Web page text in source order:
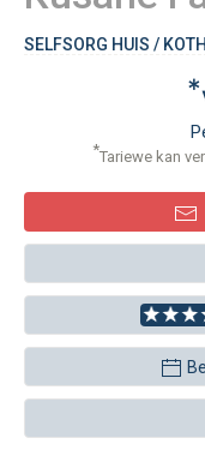
SELFSORG HUIS /
*
*Tariewe kan